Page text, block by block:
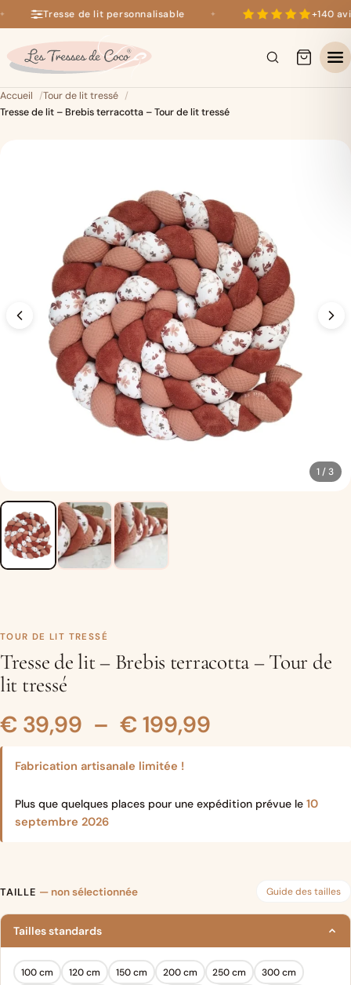
+140 avis 5 étoiles sur Google
Tresse de lit personnalisable ✦ +140
Accueil
Tour de lit tressé
Tresse de lit – Brebis terracotta – Tour de lit tressé
1 / 3
TOUR DE LIT TRESSÉ
Tresse de lit – Brebis terracotta – Tour de
lit tressé
€ 39,99 – € 199,99
prix :
€ 199,99
Fabrication artisanale limitée !
Plus que quelques places pour une expédition prévue le 10
septembre 2026
TAILLE — non sélectionnée Guide des tailles
Tailles standards
100 cm 120 cm 150 cm 200 cm 250 cm
300 cm